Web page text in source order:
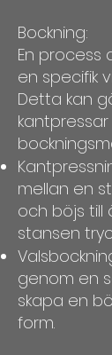
Bockning:
En process
en specifik
Detta kan
mellan en
och böjs till
stansen
genom en
skapa en
form.